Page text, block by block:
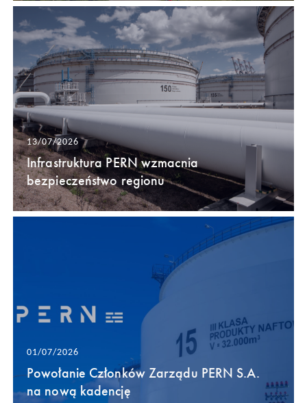
13/07/2026
Infrastruktura PERN wzmacnia
bezpieczeństwo regionu
01/07/2026
Powołanie Członków Zarządu PERN S.A.
na nową kadencję